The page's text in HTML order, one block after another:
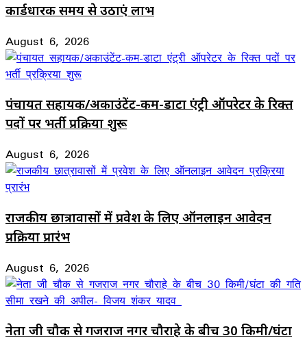
कार्डधारक समय से उठाएं लाभ
August 6, 2026
पंचायत सहायक/अकाउंटेंट-कम-डाटा एंट्री ऑपरेटर के रिक्त
पदों पर भर्ती प्रक्रिया शुरू
August 6, 2026
राजकीय छात्रावासों में प्रवेश के लिए ऑनलाइन आवेदन
प्रक्रिया प्रारंभ
August 6, 2026
नेता जी चौक से गजराज नगर चौराहे के बीच 30 किमी/घंटा